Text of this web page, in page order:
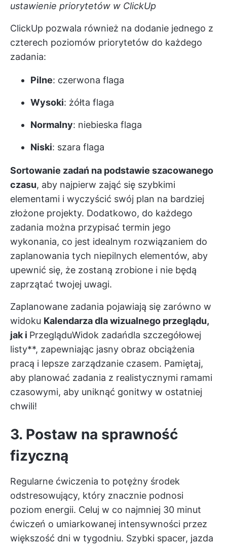
ustawienie priorytetów w ClickUp
ClickUp pozwala również na dodanie jednego z
czterech poziomów priorytetów do każdego
zadania:
Pilne: czerwona flaga
Wysoki: żółta flaga
Normalny: niebieska flaga
Niski: szara flaga
Sortowanie zadań na podstawie szacowanego
czasu, aby najpierw zająć się szybkimi
elementami i wyczyścić swój plan na bardziej
złożone projekty. Dodatkowo, do każdego
zadania można przypisać termin jego
wykonania, co jest idealnym rozwiązaniem do
zaplanowania tych niepilnych elementów, aby
upewnić się, że zostaną zrobione i nie będą
zaprzątać twojej uwagi.
Zaplanowane zadania pojawiają się zarówno w
widoku Kalendarza dla wizualnego przeglądu,
jak i PrzegląduWidok zadańdla szczegółowej
listy**, zapewniając jasny obraz obciążenia
pracą i lepsze zarządzanie czasem. Pamiętaj,
aby planować zadania z realistycznymi ramami
czasowymi, aby uniknąć gonitwy w ostatniej
chwili!
3. Postaw na sprawność
fizyczną
Regularne ćwiczenia to potężny środek
odstresowujący, który znacznie podnosi
poziom energii. Celuj w co najmniej 30 minut
ćwiczeń o umiarkowanej intensywności przez
większość dni w tygodniu. Szybki spacer, jazda